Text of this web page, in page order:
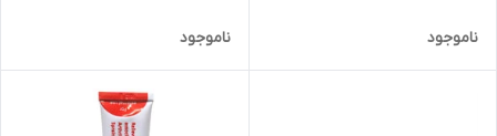
ناموجود ناموجود